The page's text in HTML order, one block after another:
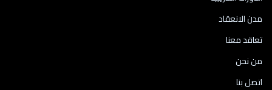
مدن الانعقاد
تعاقد معنا
من نحن
اتصل بنا